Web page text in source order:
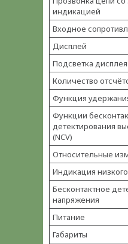
индикацией
Входное
Дисплей
Подсветка дисплея
Количество
Функция
Функции
детектирования
(NCV)
Относительные
Индикация
Бесконтактное
напряжения
Питание
Габариты